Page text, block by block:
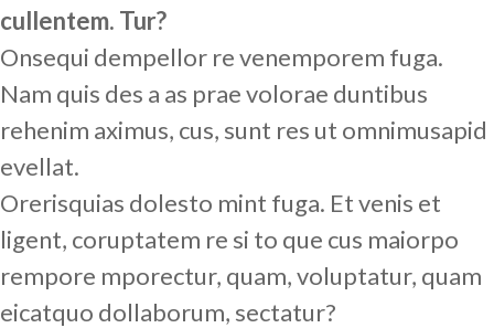
cullentem. Tur?
Onsequi dempellor re venemporem fuga.
Nam quis des a as prae volorae duntibus
rehenim aximus, cus, sunt res ut omnimusapid
evellat.
Orerisquias dolesto mint fuga. Et venis et
ligent, coruptatem re si to que cus maiorpo
rempore mporectur, quam, voluptatur, quam
eicatquo dollaborum, sectatur?